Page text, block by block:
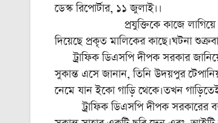
ডেস্ক রিপোর্টার, ১১ জুলাই।।
প্রযুক্তিকে কাজে লাগিয়ে যাত্রীর
দিয়েছে প্রকৃত মালিকের কাছে।ঘটনা
ট্রাফিক ডিএসপি দীপক সরকার
সুকান্ত এসে জানান, তিনি উদয়পুর
নেমে যান ইকো গাড়ি থেকে।তখন
ট্রাফিক ডিএসপি দীপক সরকারের